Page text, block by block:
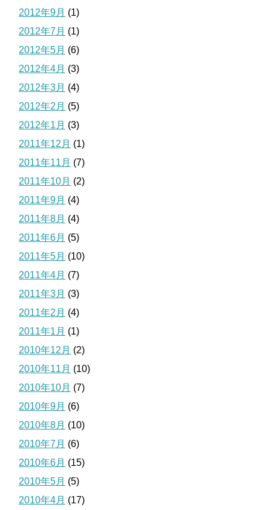
2012年9月 (1)
2012年7月 (1)
2012年5月 (6)
2012年4月 (3)
2012年3月 (4)
2012年2月 (5)
2012年1月 (3)
2011年12月 (1)
2011年11月 (7)
2011年10月 (2)
2011年9月 (4)
2011年8月 (4)
2011年6月 (5)
2011年5月 (10)
2011年4月 (7)
2011年3月 (3)
2011年2月 (4)
2011年1月 (1)
2010年12月 (2)
2010年11月 (10)
2010年10月 (7)
2010年9月 (6)
2010年8月 (10)
2010年7月 (6)
2010年6月 (15)
2010年5月 (5)
2010年4月 (17)